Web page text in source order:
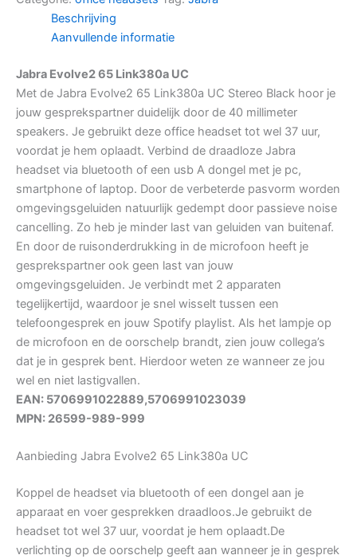
Beschrijving
Aanvullende informatie
Jabra Evolve2 65 Link380a UC
Met de Jabra Evolve2 65 Link380a UC Stereo Black hoor je
jouw gesprekspartner duidelijk door de 40 millimeter
speakers. Je gebruikt deze office headset tot wel 37 uur,
voordat je hem oplaadt. Verbind de draadloze Jabra
headset via bluetooth of een usb A dongel met je pc,
smartphone of laptop. Door de verbeterde pasvorm worden
omgevingsgeluiden natuurlijk gedempt door passieve noise
cancelling. Zo heb je minder last van geluiden van buitenaf.
En door de ruisonderdrukking in de microfoon heeft je
gesprekspartner ook geen last van jouw
omgevingsgeluiden. Je verbindt met 2 apparaten
tegelijkertijd, waardoor je snel wisselt tussen een
telefoongesprek en jouw Spotify playlist. Als het lampje op
de microfoon en de oorschelp brandt, zien jouw collega’s
dat je in gesprek bent. Hierdoor weten ze wanneer ze jou
wel en niet lastigvallen.
EAN: 5706991022889,5706991023039
MPN: 26599-989-999
Aanbieding Jabra Evolve2 65 Link380a UC
Koppel de headset via bluetooth of een dongel aan je
apparaat en voer gesprekken draadloos.Je gebruikt de
headset tot wel 37 uur, voordat je hem oplaadt.De
verlichting op de oorschelp geeft aan wanneer je in gesprek